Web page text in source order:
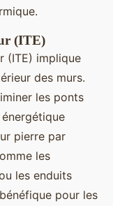
(ITE)
(ITE) implique
des murs.
les ponts
pierre par
les
les enduits
pour les